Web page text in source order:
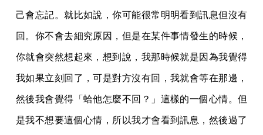
己會忘記。就比如說，你可能很常明明看到訊息但沒有
回。你不會去細究原因，但是在某件事情發生的時候，
你就會突然想起來，想到說，我那時候就是因為我覺得
我如果立刻回了，可是對方沒有回，我就會等在那邊，
然後我會覺得「蛤他怎麼不回？」這樣的一個心情。但
是我不想要這個心情，所以我才會看到訊息，然後過了